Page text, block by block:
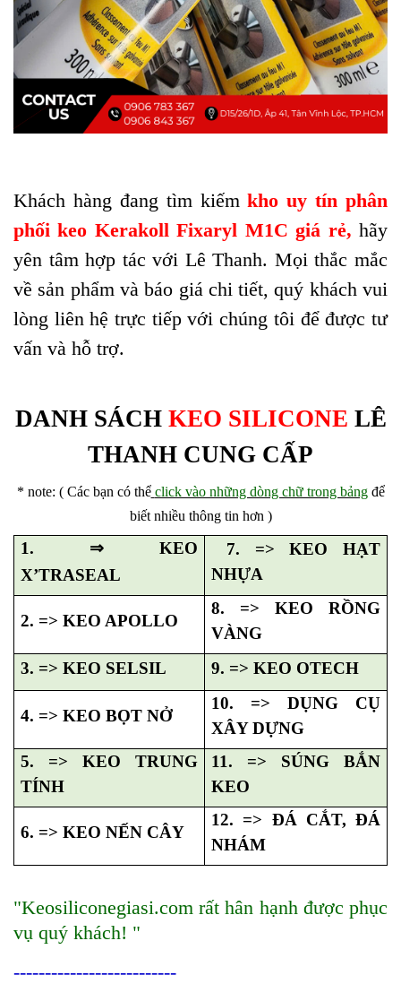
Khách hàng đang tìm kiếmkho uy tín phân
phối keo Kerakoll Fixaryl M1C giá rẻ, hãy
yên tâm hợp tác với Lê Thanh. Mọi thắc mắc
về sản phẩm và báo giá chi tiết, quý khách vui
lòng liên hệ trực tiếp với chúng tôi để được tư
vấn và hỗ trợ.
DANH SÁCH KEO SILICONE LÊ
THANH CUNG CẤP
* note: ( Các bạn có thể click vào những dòng chữ trong bảng để
biết nhiều thông tin hơn )
1. ⇒ KEO
X’TRASEAL
7. => KEO HẠT
NHỰA
2. => KEO APOLLO
8. => KEO RỒNG
VÀNG
3. => KEO SELSIL
9. => KEO OTECH
4. => KEO BỌT NỞ
10. => DỤNG CỤ
XÂY DỰNG
5. => KEO TRUNG
TÍNH
11. => SÚNG BẮN
KEO
6. => KEO NẾN CÂY
12. => ĐÁ CẮT, ĐÁ
NHÁM
"Keosiliconegiasi.com rất hân hạnh được phục
vụ quý khách! "
--------------------------